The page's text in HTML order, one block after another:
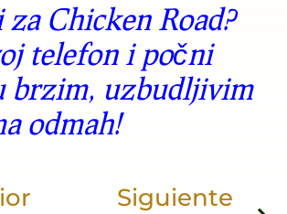
Chicken Road?
telefon i počni
brzim, uzbudljivim
odmah!
Siguiente